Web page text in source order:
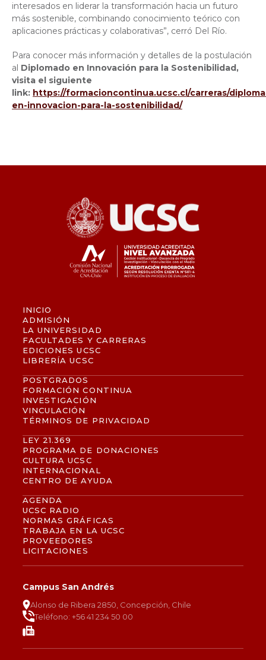
interesados en liderar la transformación hacia un futuro
más sostenible, combinando conocimiento teórico con
aplicaciones prácticas y colaborativas”, cerró Del Río.
Para conocer más información y detalles de la postulación
al Diplomado en Innovación para la Sostenibilidad,
visita el siguiente
link: https://formacioncontinua.ucsc.cl/carreras/
en-innovacion-para-la-sostenibilidad/
INICIO
ADMISIÓN
LA UNIVERSIDAD
FACULTADES Y CARRERAS
EDICIONES UCSC
LIBRERÍA UCSC
POSTGRADOS
FORMACIÓN CONTINUA
INVESTIGACIÓN
VINCULACIÓN
TÉRMINOS DE PRIVACIDAD
LEY 21.369
PROGRAMA DE DONACIONES
CULTURA UCSC
INTERNACIONAL
CENTRO DE AYUDA
AGENDA
UCSC RADIO
NORMAS GRÁFICAS
TRABAJA EN LA UCSC
PROVEEDORES
LICITACIONES
Campus San Andrés
Alonso de Ribera 2850, Concepción, Chile
Teléfono: +56 41 234 50 00